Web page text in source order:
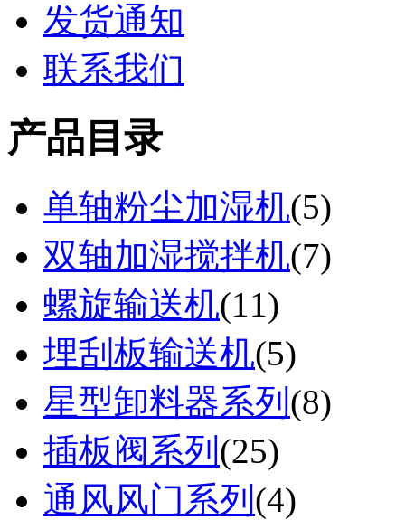
发货通知
联系我们
产品目录
单轴粉尘加湿机(5)
双轴加湿搅拌机(7)
螺旋输送机(11)
埋刮板输送机(5)
星型卸料器系列 (8)
插板阀系列 (25)
通风风门系列 (4)